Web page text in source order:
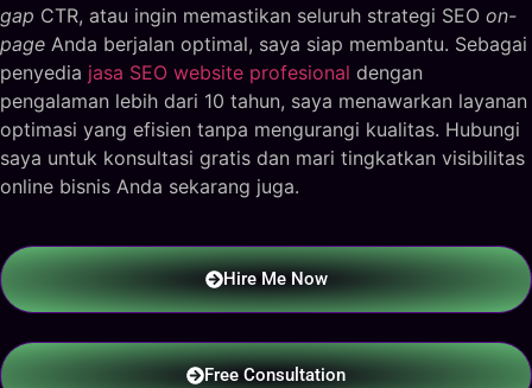
gap CTR, atau ingin memastikan seluruh strategi SEO on-
page Anda berjalan optimal, saya siap membantu. Sebagai
penyedia jasa SEO website profesional dengan
pengalaman lebih dari 10 tahun, saya menawarkan layanan
optimasi yang efisien tanpa mengurangi kualitas. Hubungi
saya untuk konsultasi gratis dan mari tingkatkan visibilitas
online bisnis Anda sekarang juga.
Hire Me Now
Free Consultation